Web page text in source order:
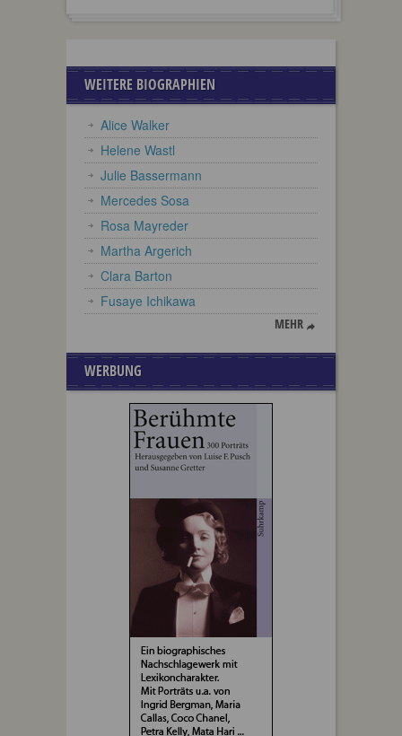
WEITERE BIOGRAPHIEN
Alice Walker
Helene Wastl
Julie Bassermann
Mercedes Sosa
Rosa Mayreder
Martha Argerich
Clara Barton
Fusaye Ichikawa
MEHR
WERBUNG